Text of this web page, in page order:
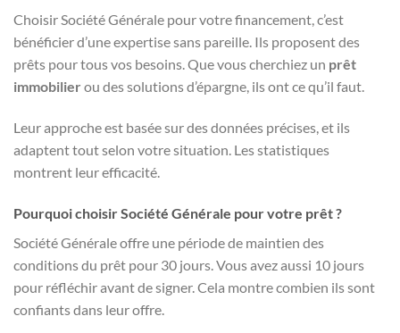
Choisir Société Générale pour votre financement, c’est
bénéficier d’une expertise sans pareille. Ils proposent des
prêts pour tous vos besoins. Que vous cherchiez un prêt
immobilier ou des solutions d’épargne, ils ont ce qu’il faut.
Leur approche est basée sur des données précises, et ils
adaptent tout selon votre situation. Les statistiques
montrent leur efficacité.
Pourquoi choisir Société Générale pour votre prêt ?
Société Générale offre une période de maintien des
conditions du prêt pour 30 jours. Vous avez aussi 10 jours
pour réfléchir avant de signer. Cela montre combien ils sont
confiants dans leur offre.